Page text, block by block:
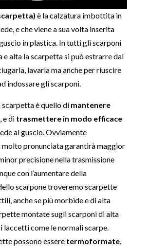
è la calzatura imbottita in
e che viene a sua volta inserita
in plastica. In tutti gli scarponi
e alta la scarpetta si può estrarre dal
lavarla ma anche per riuscire
indossare gli scarponi.
scarpetta è quello di mantenere
, e di trasmettere in modo efficace
al guscio. Ovviamente
molto pronunciata garantirà maggior
precisione nella trasmissione
con l’aumentare della
scarpone troveremo scarpette
anche se più morbide e di alta
montate sugli scarponi di alta
laccetti come le normali scarpe.
possono essere termoformate,